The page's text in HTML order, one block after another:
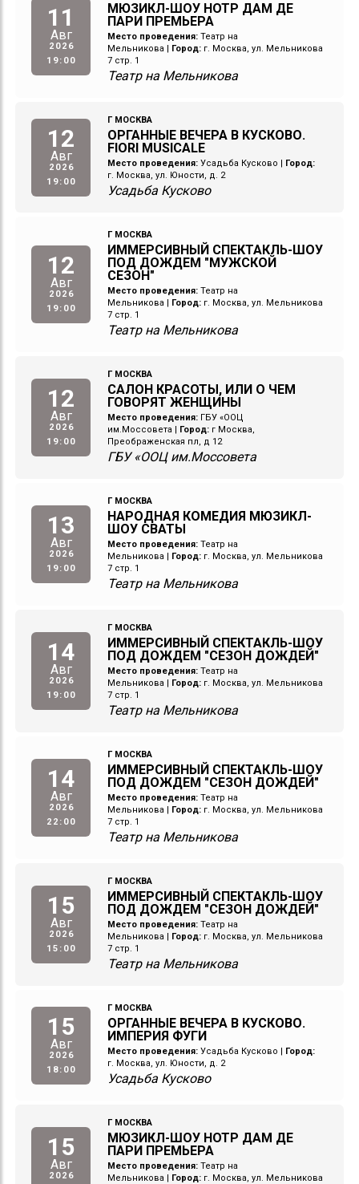
11
Авг
2026
19:00
МЮЗИКЛ-ШОУ НОТР ДАМ ДЕ
ПАРИ ПРЕМЬЕРА
Место проведения: Театр на
Мельникова
Город: г. Москва, ул. Мельникова
7 стр. 1
Театр на Мельникова
12
Авг
2026
19:00
Г МОСКВА
ОРГАННЫЕ ВЕЧЕРА В КУСКОВО.
FIORI MUSICALE
Место проведения: Усадьба Кусково
Город:
г. Москва, ул. Юности, д. 2
Усадьба Кусково
12
Авг
2026
19:00
Г МОСКВА
ИММЕРСИВНЫЙ СПЕКТАКЛЬ-ШОУ
ПОД ДОЖДЕМ "МУЖСКОЙ
СЕЗОН"
Место проведения: Театр на
Мельникова
Город: г. Москва, ул. Мельникова
7 стр. 1
Театр на Мельникова
12
Авг
2026
19:00
Г МОСКВА
САЛОН КРАСОТЫ, ИЛИ О ЧЕМ
ГОВОРЯТ ЖЕНЩИНЫ
Место проведения: ГБУ «ООЦ
им.Моссовета
Город: г Москва,
Преображенская пл, д 12
ГБУ «ООЦ им.Моссовета
13
Авг
2026
19:00
Г МОСКВА
НАРОДНАЯ КОМЕДИЯ МЮЗИКЛ-
ШОУ СВАТЫ
Место проведения: Театр на
Мельникова
Город: г. Москва, ул. Мельникова
7 стр. 1
Театр на Мельникова
14
Авг
2026
19:00
Г МОСКВА
ИММЕРСИВНЫЙ СПЕКТАКЛЬ-ШОУ
ПОД ДОЖДЕМ "СЕЗОН ДОЖДЕЙ"
Место проведения: Театр на
Мельникова
Город: г. Москва, ул. Мельникова
7 стр. 1
Театр на Мельникова
14
Авг
2026
22:00
Г МОСКВА
ИММЕРСИВНЫЙ СПЕКТАКЛЬ-ШОУ
ПОД ДОЖДЕМ "СЕЗОН ДОЖДЕЙ"
Место проведения: Театр на
Мельникова
Город: г. Москва, ул. Мельникова
7 стр. 1
Театр на Мельникова
15
Авг
2026
15:00
Г МОСКВА
ИММЕРСИВНЫЙ СПЕКТАКЛЬ-ШОУ
ПОД ДОЖДЕМ "СЕЗОН ДОЖДЕЙ"
Место проведения: Театр на
Мельникова
Город: г. Москва, ул. Мельникова
7 стр. 1
Театр на Мельникова
15
Авг
2026
18:00
Г МОСКВА
ОРГАННЫЕ ВЕЧЕРА В КУСКОВО.
ИМПЕРИЯ ФУГИ
Место проведения: Усадьба Кусково
Город:
г. Москва, ул. Юности, д. 2
Усадьба Кусково
15
Авг
2026
Г МОСКВА
МЮЗИКЛ-ШОУ НОТР ДАМ ДЕ
ПАРИ ПРЕМЬЕРА
Место проведения: Театр на
Мельникова
Город: г. Москва, ул. Мельникова